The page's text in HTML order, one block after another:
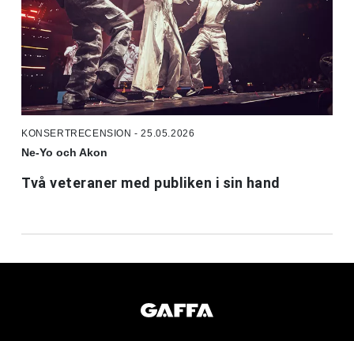
KONSERTRECENSION - 25.05.2026
Ne-Yo och Akon
Två veteraner med publiken i sin hand